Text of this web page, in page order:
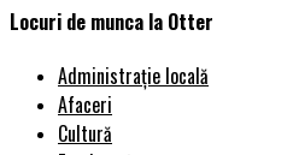
Locuri de munca la Otter
Administrație locală
Afaceri
Cultură